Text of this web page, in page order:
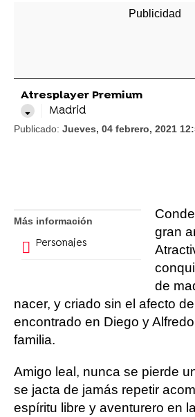
Atresplayer Premium
Madrid
Publicado: Jueves, 04 febrero, 2021
Más información
Personajes
gran
de
nacer, y criado sin el afecto
encontrado en Diego y
familia.
Amigo leal, nunca se pierde
se jacta de jamás repetir
espíritu libre y aventurero en